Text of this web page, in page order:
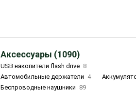
Аксессуары (1090)
USB накопители flash drive 8
Автомобильные держатели 4
Беспроводные наушники 89